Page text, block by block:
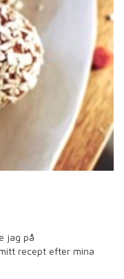
jag på
recept efter mina